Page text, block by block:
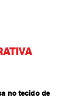
no tecido de